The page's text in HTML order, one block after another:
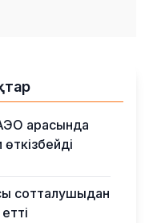
арасында
сотталушыдан